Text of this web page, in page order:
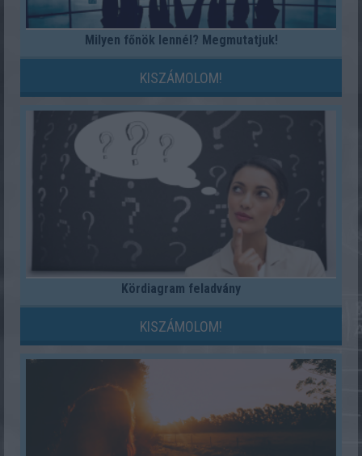
Milyen főnök lennél? Megmutatjuk!
KISZÁMOLOM!
Kördiagram feladvány
KISZÁMOLOM!